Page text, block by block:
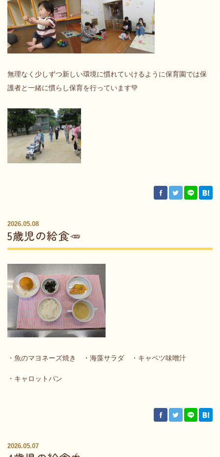
無理なく少しずつ新しい環境に慣れていけるように保育園では保
護者と一緒に慣らし保育を行っています💚
2026.05.08
5歳児の給食🥕
・魚のマヨネーズ焼き ・海藻サラダ ・キャベツ味噌汁
・キャロットパン
2026.05.07